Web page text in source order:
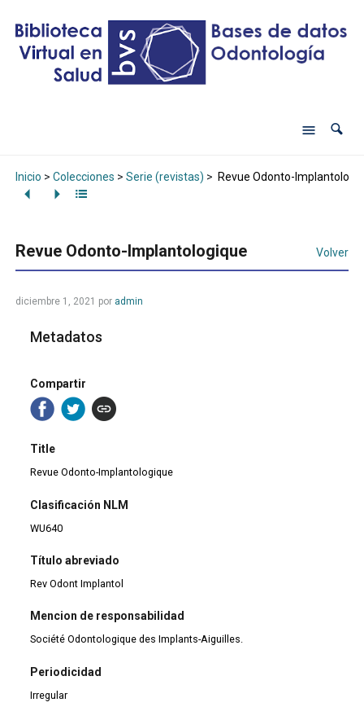
Inicio > Colecciones > Serie (revistas) > Revue Odonto-
Revue Odonto-Implantologique Volver
diciembre 1, 2021 por admin
Metadatos
Compartir
Title
Revue Odonto-Implantologique
Clasificación NLM
WU640
Título abreviado
Rev Odont Implantol
Mencion de responsabilidad
Société Odontologique des Implants-Aiguilles.
Periodicidad
Irregular